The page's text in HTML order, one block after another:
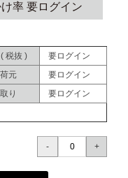
率 要ログイン
税抜 )
要ログイン
元
要ログイン
り
要ログイン